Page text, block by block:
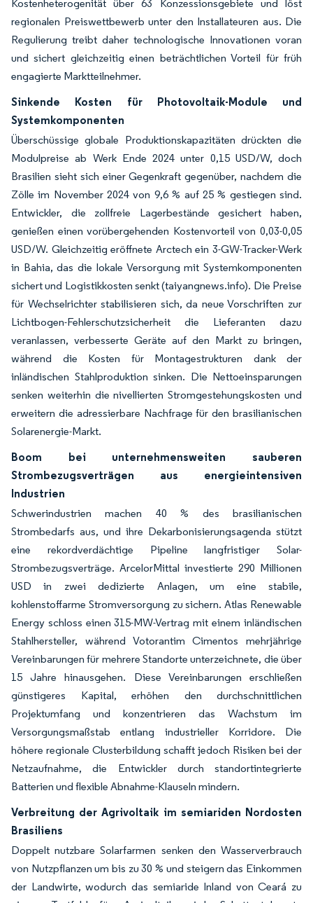
Kostenheterogenität über 63 Konzessionsgebiete und löst
regionalen Preiswettbewerb unter den Installateuren aus. Die
Regulierung treibt daher technologische Innovationen voran
und sichert gleichzeitig einen beträchtlichen Vorteil für früh
engagierte Marktteilnehmer.
Sinkende Kosten für Photovoltaik-Module und
Systemkomponenten
Überschüssige globale Produktionskapazitäten drückten die
Modulpreise ab Werk Ende 2024 unter 0,15 USD/W, doch
Brasilien sieht sich einer Gegenkraft gegenüber, nachdem die
Zölle im November 2024 von 9,6 % auf 25 % gestiegen sind.
Entwickler, die zollfreie Lagerbestände gesichert haben,
genießen einen vorübergehenden Kostenvorteil von 0,03-0,05
USD/W. Gleichzeitig eröffnete Arctech ein 3-GW-Tracker-Werk
in Bahia, das die lokale Versorgung mit Systemkomponenten
sichert und Logistikkosten senkt (taiyangnews.info). Die Preise
für Wechselrichter stabilisieren sich, da neue Vorschriften zur
Lichtbogen-Fehlerschutzsicherheit die Lieferanten dazu
veranlassen, verbesserte Geräte auf den Markt zu bringen,
während die Kosten für Montagestrukturen dank der
inländischen Stahlproduktion sinken. Die Nettoeinsparungen
senken weiterhin die nivellierten Stromgestehungskosten und
erweitern die adressierbare Nachfrage für den brasilianischen
Solarenergie-Markt.
Boom bei unternehmensweiten sauberen
Strombezugsverträgen aus energieintensiven
Industrien
Schwerindustrien machen 40 % des brasilianischen
Strombedarfs aus, und ihre Dekarbonisierungsagenda stützt
eine rekordverdächtige Pipeline langfristiger Solar-
Strombezugsverträge. ArcelorMittal investierte 290 Millionen
USD in zwei dedizierte Anlagen, um eine stabile,
kohlenstoffarme Stromversorgung zu sichern. Atlas Renewable
Energy schloss einen 315-MW-Vertrag mit einem inländischen
Stahlhersteller, während Votorantim Cimentos mehrjährige
Vereinbarungen für mehrere Standorte unterzeichnete, die über
15 Jahre hinausgehen. Diese Vereinbarungen erschließen
günstigeres Kapital, erhöhen den durchschnittlichen
Projektumfang und konzentrieren das Wachstum im
Versorgungsmaßstab entlang industrieller Korridore. Die
höhere regionale Clusterbildung schafft jedoch Risiken bei der
Netzaufnahme, die Entwickler durch standortintegrierte
Batterien und flexible Abnahme-Klauseln mindern.
Verbreitung der Agrivoltaik im semiariden Nordosten
Brasiliens
Doppelt nutzbare Solarfarmen senken den Wasserverbrauch
von Nutzpflanzen um bis zu 30 % und steigern das Einkommen
der Landwirte, wodurch das semiaride Inland von Ceará zu